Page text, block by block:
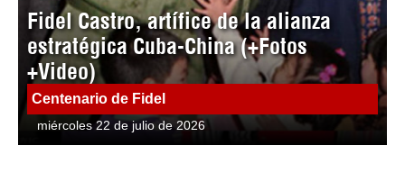
Fidel Castro, artífice de la alianza
estratégica Cuba-China (+Fotos
+Video)
Centenario de Fidel
miércoles 22 de julio de 2026